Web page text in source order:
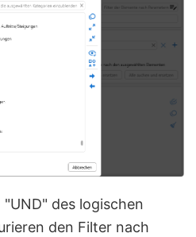
des logischen
den Filter nach